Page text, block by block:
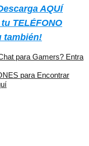
AQUÍ
TELÉFONO
también!
para Gamers? Entra
para Encontrar